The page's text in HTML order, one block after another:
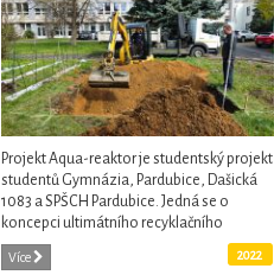
Projekt Aqua-reaktor je studentský projekt
studentů Gymnázia, Pardubice, Dašická
1083 a SPŠCH Pardubice. Jedná se o
koncepci ultimátního recyklačního
systému na zpracování bioodpadu.
Systém podporuje cirulační ekonomiku....
Více 2022